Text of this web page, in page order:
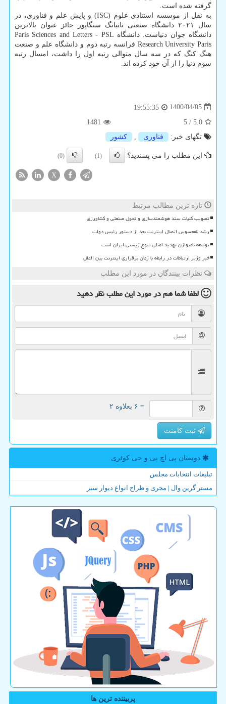
گرفته شده است.
به نقل از موسسه استنادی علوم (ISC) و پایش علم و فناوری، در
سال ۲۰۲۱ دانشگاه صنعتی نانیانگ سنگاپور حائز عنوان بالاترین
دانشگاه جوان دنیاست. دانشگاه Paris Sciences and Letters - PSL
Research University Paris فرانسه رتبه دوم و دانشگاه علم و صنعت
هنگ کنگ که در سه سال متوالی رتبه اول را داشت، امسال رتبه
سوم دنیا را از آن خود کرده اند.
1400/04/05
19:55:35
5.0
/
5
1481
تگهای خبر:
فناوری , كشور
این مطلب را می پسندید؟ (1)
(0)
X
تازه ترین مطالب مرتبط
تصویب کلیات سند هوشمندسازی و تحول صنعتی و کشاورزی
رشد نامحسوس اتصال اینترنت بعد از دستور رئیس دولت
توسعه نامتوازن تهدید اصلی تنوع زیستی ایران است
خبر وزیر ارتباطات در رابطه با زمان برقراری اینترنت بین الملل
نظرات بینندگان در مورد این مطلب
لطفا شما همدر مورد این مطلبنظر دهید
= ۶ بعلاوه ۲
ثبت کامنت
دوستان پی اچ پی و جی كوئری
تبلیغات انتخابات مجلس
مستر گرین وال | مجری و طراح انواع دیوار سبز
پربیننده ترین ها